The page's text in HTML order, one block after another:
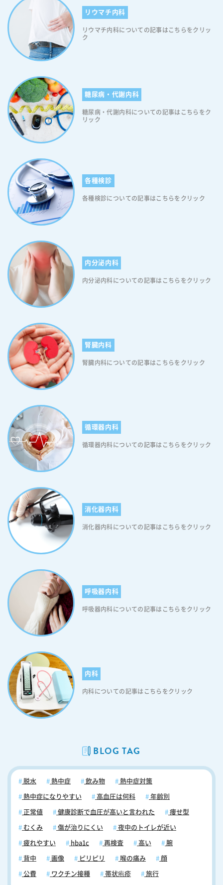
リウマチ内科
リウマチ内科についての記事はこちらをクリッ
ク
糖尿病・代謝内科
糖尿病・代謝内科についての記事はこちらをク
リック
各種検診
各種検診についての記事はこちらをクリック
内分泌内科
内分泌内科についての記事はこちらをクリック
腎臓内科
腎臓内科についての記事はこちらをクリック
循環器内科
循環器内科についての記事はこちらをクリック
消化器内科
消化器内科についての記事はこちらをクリック
呼吸器内科
呼吸器内科についての記事はこちらをクリック
内科
内科についての記事はこちらをクリック
BLOG TAG
脱水 熱中症 飲み物 熱中症対策
熱中症になりやすい 高血圧は何科 年齢別
正常値 健康診断で血圧が高いと言われた 痩せ型
むくみ 傷が治りにくい 夜中のトイレが近い
疲れやすい hba1c 再検査 高い 腕
背中 画像 ピリピリ 喉の痛み 顔
公費 ワクチン接種 帯状疱疹 旅行